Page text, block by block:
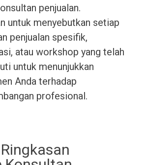
penjualan.
untuk menyebutkan setiap
penjualan spesifik,
atau workshop yang telah
untuk menunjukkan
Anda terhadap
profesional.